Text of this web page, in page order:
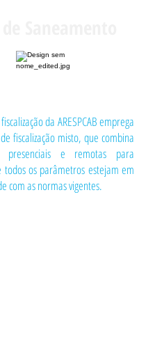
dos resíduos.
da ARESPCAB emprega
fiscalização misto, que combina
presenciais e remotas para
os parâmetros estejam em
com as normas vigentes.